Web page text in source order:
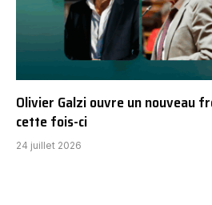
Olivier Galzi ouvre un nouveau
cette fois-ci
24 juillet 2026